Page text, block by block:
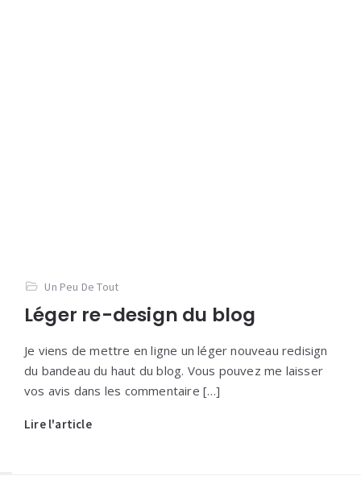
Un Peu De Tout
Léger re-design du blog
Je viens de mettre en ligne un léger nouveau redisign
du bandeau du haut du blog. Vous pouvez me laisser
vos avis dans les commentaire […]
Lire l'article